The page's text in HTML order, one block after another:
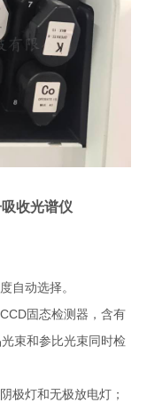
收光谱仪
自动选择。
固态检测器，含有
束和参比光束同时检
极灯和无极放电灯；